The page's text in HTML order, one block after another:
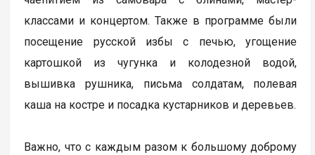
классами и концертом. Также в программе были
посещение русской избы с печью, угощение
картошкой из чугунка и колодезной водой,
вышивка рушника, письма солдатам, полевая
каша на костре и посадка кустарников и деревьев.
Важно, что с каждым разом к большому доброму